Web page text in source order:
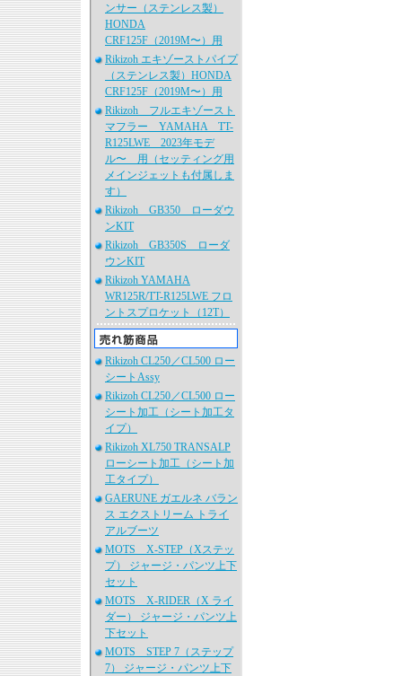
ンサー（ステンレス製）
HONDA
CRF125F（2019M〜）用
Rikizoh エキゾーストパイプ
（ステンレス製）HONDA
CRF125F（2019M〜）用
Rikizoh フルエキゾースト
マフラー YAMAHA TT-
R125LWE 2023年モデ
ル〜 用（セッティング用
メインジェットも付属しま
す）
Rikizoh GB350 ローダウ
ンKIT
Rikizoh GB350S ローダ
ウンKIT
Rikizoh YAMAHA
WR125R/TT-R125LWE フロ
ントスプロケット（12T）
Rikizoh CL250／CL500 ロー
シートAssy
Rikizoh CL250／CL500 ロー
シート加工（シート加工タ
イプ）
Rikizoh XL750 TRANSALP
ローシート加工（シート加
工タイプ）
GAERUNE ガエルネ バラン
ス エクストリーム トライ
アルブーツ
MOTS X-STEP（Xステッ
プ） ジャージ・パンツ上下
セット
MOTS X-RIDER（X ライ
ダー） ジャージ・パンツ上
下セット
MOTS STEP 7（ステップ
7） ジャージ・パンツ上下